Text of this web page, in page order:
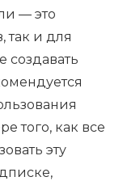
— это
так и для
создавать
того, как все
эту